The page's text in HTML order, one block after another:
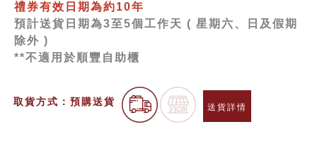
禮券有效日期為約10年
預計送貨日期為3至5個工作天 ( 星期六、日及假期
除外 )
**不適用於順豐自助櫃
取貨方式：預購送貨 送貨詳情